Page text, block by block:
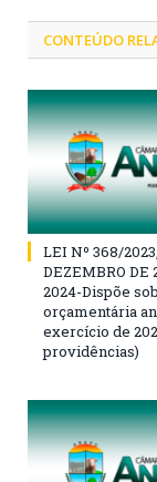
CONTEÚDO
LEI Nº 368/
DEZEMBRO DE
2024-Dispõe
orçamentária
exercício de
providências)